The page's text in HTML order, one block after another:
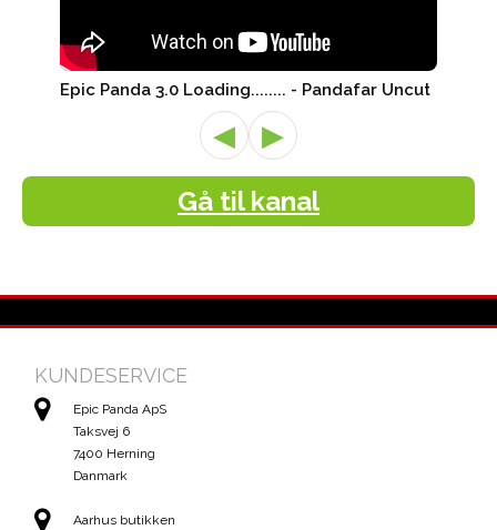
Epic Panda 3.0 Loading........ - Pandafar Uncut
◀ ▶
Gå til kanal
KUNDESERVICE
Epic Panda ApS
Taksvej 6
7400 Herning
Danmark
Aarhus butikken